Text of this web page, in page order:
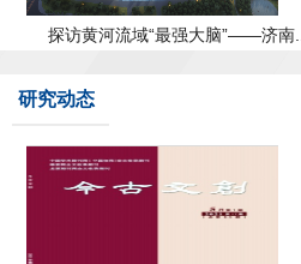
探访黄河流域“最强大脑”——济南...
研究动态